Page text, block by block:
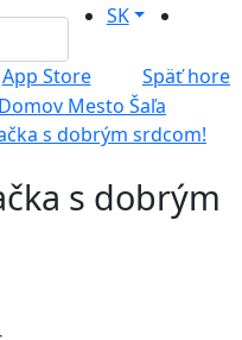
SK
App Store Späť hore
s dobrým srdcom!
s dobrým